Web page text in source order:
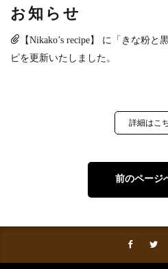
お知らせ
【Nikako’s recipe】 に「きな粉
ピを更新いたしました。
詳細はこ
前のページ